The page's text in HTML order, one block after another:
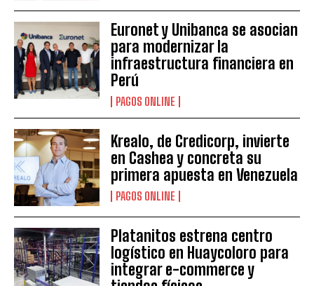
Euronet y Unibanca se asocian
para modernizar la
infraestructura financiera en
Perú
PAGOS ONLINE
Krealo, de Credicorp, invierte
en Cashea y concreta su
primera apuesta en Venezuela
PAGOS ONLINE
Platanitos estrena centro
logístico en Huaycoloro para
integrar e-commerce y